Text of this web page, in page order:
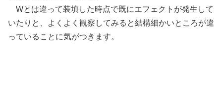
Wとは違って装填した時点で既にエフェクトが発生して
いたりと、よくよく観察してみると結構細かいところが違
っていることに気がつきます。